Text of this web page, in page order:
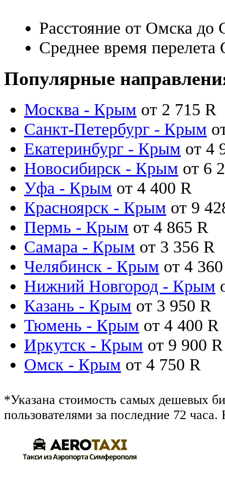
Расстояние от Омска
Среднее время
Популярные
Москва - Крым от 2 715 R
Санкт-Петербург - Крым
Екатеринбург - Крым от 4
Новосибирск - Крым от 6
Уфа - Крым от 4 400 R
Красноярск - Крым от 9
Пермь - Крым от 4 865 R
Самара - Крым от 3 356 R
Челябинск - Крым от 4
Нижний Новгород - Крым
Казань - Крым от 3 950 R
Тюмень - Крым от 4 400 R
Иркутск - Крым от 9 900 R
Омск - Крым от 4 750 R
*Указана стоимость самых дешевых
пользователями за последние 72